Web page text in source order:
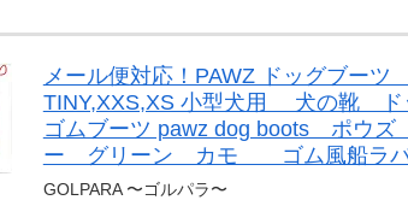
メール便対応！PAWZ ドッグブー
TINY,XXS,XS 小型犬用 犬の靴
ゴムブーツ pawz dog boots ポウ
ー グリーン カモ ゴム風船ラバ
GOLPARA 〜ゴルパラ〜